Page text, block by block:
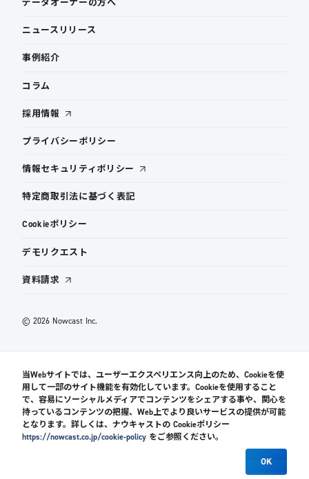
データオーナーの方へ
ニュースリリース
事例紹介
コラム
採用情報
プライバシーポリシー
情報セキュリティポリシー
特定商取引法に基づく表記
Cookieポリシー
デモリクエスト
資料請求
© 2026 Nowcast Inc.
当Webサイトでは、ユーザーエクスペリエンス向上のため、Cookieを使
用して一部のサイト機能を有効化しています。Cookieを使用すること
で、容易にソーシャルメディアでコンテンツをシェアする事や、関心を
持っているコンテンツの把握、Web上でより良いサービスの提供が可能
となります。詳しくは、ナウキャストの Cookieポリシー
https://nowcast.co.jp/cookie-policy をご参照ください。
OK